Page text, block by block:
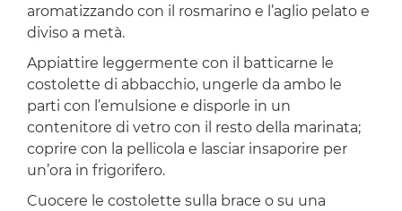
aromatizzando con il rosmarino e l’aglio pelato e
diviso a metà.
Appiattire leggermente con il batticarne le
costolette di abbacchio, ungerle da ambo le
parti con l’emulsione e disporle in un
contenitore di vetro con il resto della marinata;
coprire con la pellicola e lasciar insaporire per
un’ora in frigorifero.
Cuocere le costolette sulla brace o su una